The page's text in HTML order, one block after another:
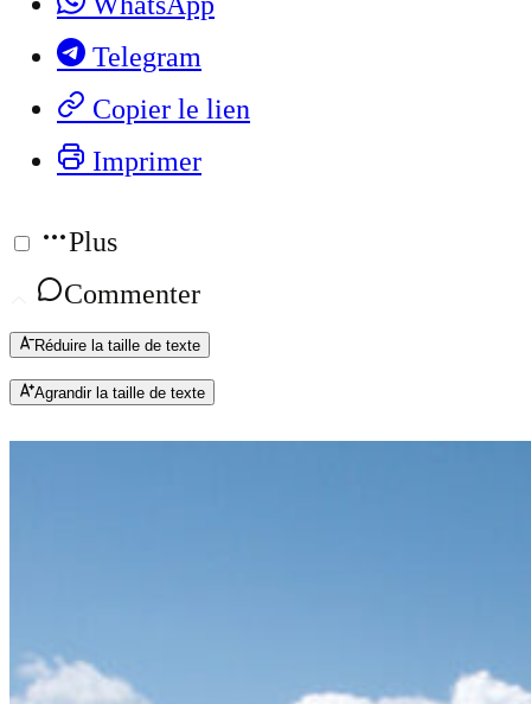
Telegram
Copier le lien
Imprimer
Plus
Commenter
Réduire la taille de texte
Agrandir la taille de texte